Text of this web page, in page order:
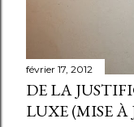
février 17, 2012
DE LA
LUXE (MISE